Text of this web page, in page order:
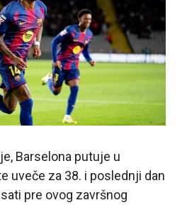
Barselona putuje u
uveče za 38. i poslednji dan
pre ovog završnog